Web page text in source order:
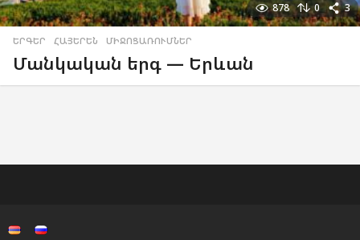
878 0 3
ԵՐԳԵՐ ,ՀԱՅԵՐԵՆ ,ՄԻՋՈՑԱՌՈՒՄՆԵՐ
Մանկական երգ — Երևան